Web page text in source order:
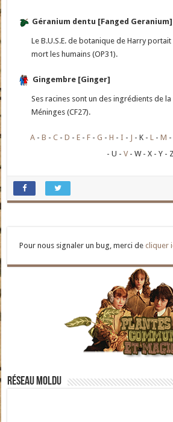
Géranium dentu [Fanged Geranium]
Le B.U.S.E. de botanique de Harry
mort les humains (OP31).
Gingembre [Ginger]
Ses racines sont un des ingrédients de
Méninges (CF27).
A B C D E F G H I J K L M
U
V W X Y Z
Pour nous signaler un bug, merci decliquer
Réseau moldu